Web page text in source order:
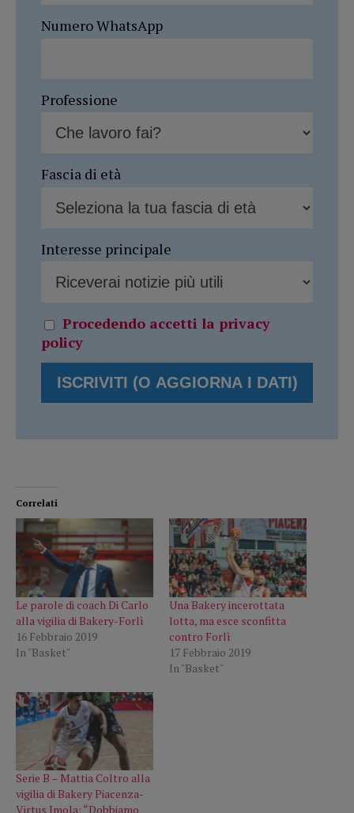
Numero WhatsApp
Professione
Fascia di età
Interesse principale
Procedendo accetti la privacy
policy
Correlati
Le parole di coach Di Carlo
alla vigilia di Bakery-Forlì
16 Febbraio 2019
In "Basket"
Una Bakery incerottata
lotta, ma esce sconfitta
contro Forlì
17 Febbraio 2019
In "Basket"
Serie B – Mattia Coltro alla
vigilia di Bakery Piacenza-
Virtus Imola: “Dobbiamo